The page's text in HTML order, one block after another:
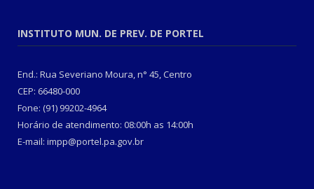
INSTITUTO MUN. DE PREV. DE PORTEL
End.: Rua Severiano Moura, n° 45, Centro
CEP: 66480-000
Fone: (91) 99202-4964
Horário de atendimento: 08:00h as 14:00h
E-mail: impp@portel.pa.gov.br